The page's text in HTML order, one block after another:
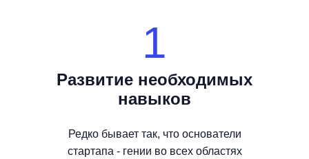
Развитие необходимых
навыков
Редко бывает так, что основатели
стартапа - гении во всех областях
1